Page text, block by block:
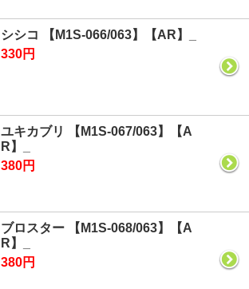
シシコ 【M1S-066/063】【AR】_
330円
ユキカブリ 【M1S-067/063】【A
R】_
380円
ブロスター 【M1S-068/063】【A
R】_
380円